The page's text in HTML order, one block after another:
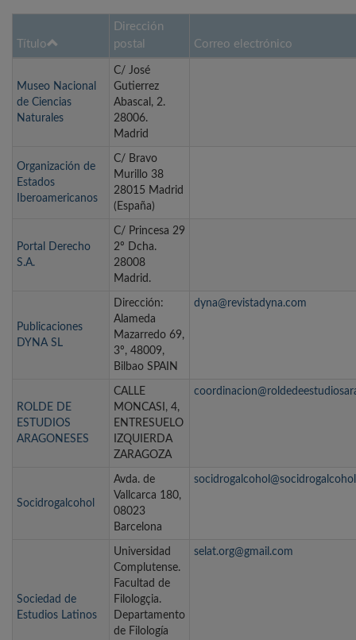
Título
Dirección
postal
Correo electrónico
Museo Nacional
de Ciencias
Naturales
C/ José
Gutierrez
Abascal, 2.
28006.
Madrid
Organización de
Estados
Iberoamericanos
C/ Bravo
Murillo 38
28015 Madrid
(España)
Portal Derecho
S.A.
C/ Princesa 29
2º Dcha.
28008
Madrid.
Publicaciones
DYNA SL
Dirección:
Alameda
Mazarredo 69,
3º, 48009,
Bilbao SPAIN
dyna@revistadyna.com
ROLDE DE
ESTUDIOS
ARAGONESES
CALLE
MONCASI, 4,
ENTRESUELO
IZQUIERDA
ZARAGOZA
Socidrogalcohol
Avda. de
Vallcarca 180,
08023
Barcelona
Sociedad de
Estudios Latinos
Universidad
Complutense.
Facultad de
Filologçia.
Departamento
de Filología
selat.org@gmail.com